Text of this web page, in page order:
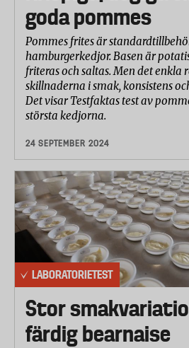
goda pommes
Pommes frites är
hamburgerkedjor. Basen är
friteras och saltas. Men det enkla
skillnaderna i smak, konsistens
Det visar Testfaktas test av
största kedjorna.
24 SEPTEMBER 2024
LABORATORIETEST
Stor
färdig bearnaise